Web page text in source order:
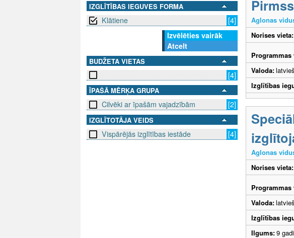
IZGLĪTĪBAS IEGUVES FORMA
Klātiene
[4]
Izvēlēties vairāk
Atcelt
BUDŽETA VIETAS
[4]
ĪPAŠĀ MĒRĶA GRUPA
Cilvēki ar īpašām vajadzībām [2]
IZGLĪTOTĀJA VEIDS
Vispārējās izglītības iestāde [4]
Aglonas
Norises vieta:
Programmas
Valoda:
Izglītības
Aglonas
Norises vieta:
Programmas
Valoda:
Izglītības
Ilgums:9 gadi